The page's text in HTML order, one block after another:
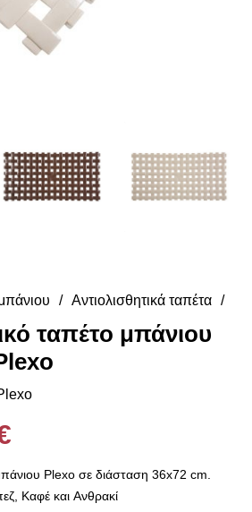
Αντιολισθητικά ταπέτα
ταπέτο μπάνιου
36x72 cm.
Καφέ και Ανθρακί